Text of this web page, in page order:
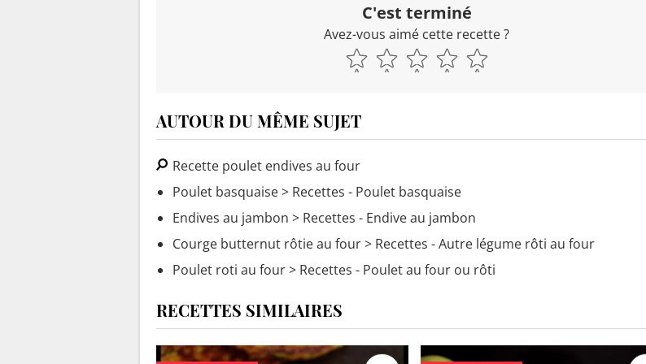
C'est terminé
Avez-vous aimé cette recette ?
AUTOUR DU MÊME SUJET
Recette poulet endives au four
Poulet basquaise> Recettes - Poulet basquaise
Endives au jambon > Recettes - Endive au jambon
Courge butternut rôtie au four> Recettes - Autre légume rôti au four
Poulet roti au four> Recettes - Poulet au four ou rôti
RECETTES SIMILAIRES